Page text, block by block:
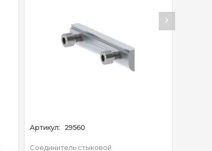
Артикул: 29560
Соединитель стыковой